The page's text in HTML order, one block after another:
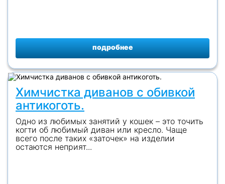
подробнее
Химчистка диванов с обивкой
антикоготь.
Одно из любимых занятий у кошек – это точить
когти об любимый диван или кресло. Чаще
всего после таких «заточек» на изделии
остаются неприят...